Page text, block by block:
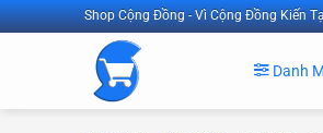
Bỏ
qua
Shop Cộng Đồng - Vì Cộng Đồng Kiến
Danh